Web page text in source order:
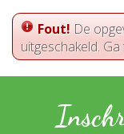
Fout! De
uitgeschakeld.